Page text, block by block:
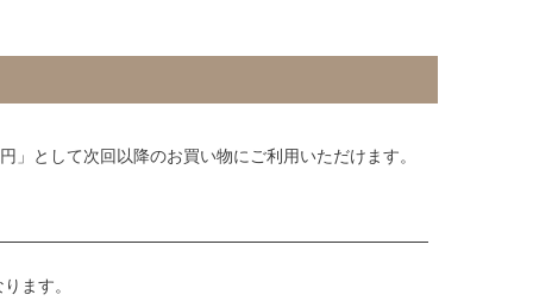
として次回以降のお買い物にご利用いただけます。
ます。